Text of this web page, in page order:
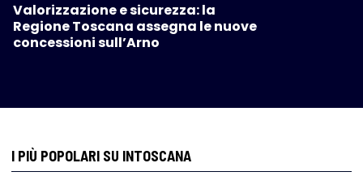
Valorizzazione e sicurezza: la
Regione Toscana assegna le nuove
concessioni sull’Arno
I PIÙ POPOLARI SU INTOSCANA